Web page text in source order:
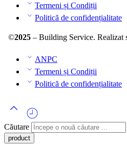
Termeni și Condiții
Politică de confidențialitate
©2025– Building Service. Realizat
ANPC
Termeni și Condiții
Politică de confidențialitate
Căutare